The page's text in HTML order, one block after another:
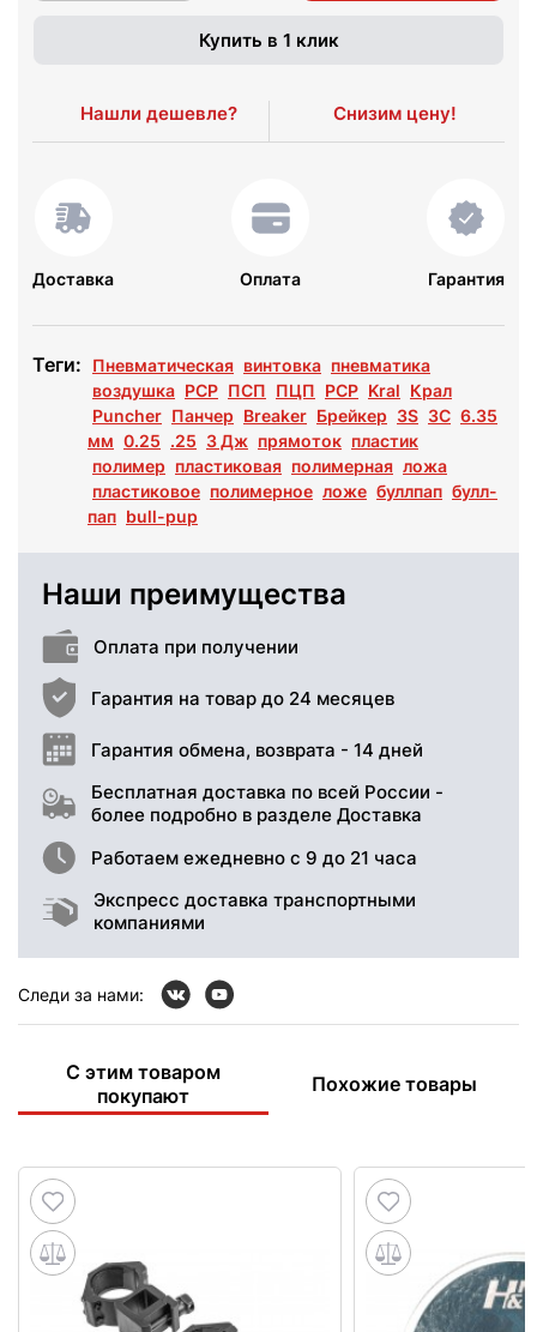
Купить в 1 клик
Нашли дешевле? Снизим цену!
Доставка Оплата Гарантия
Теги: Пневматическая винтовка пневматика
воздушка РСР ПСП ПЦП PCP Kral Крал
Puncher Панчер Breaker Брейкер 3S 3С 6.35
мм 0.25 .25 3 Дж прямоток пластик
полимер пластиковая полимерная ложа
пластиковое полимерное ложе буллпап булл-
пап bull-pup
Наши преимущества
Оплата при получении
Гарантия на товар до 24 месяцев
Гарантия обмена, возврата - 14 дней
Бесплатная доставка по всей России -
более подробно в разделе Доставка
Работаем ежедневно с 9 до 21 часа
Экспресс доставка транспортными
компаниями
Следи за нами:
С этим товаром
покупают
Похожие товары